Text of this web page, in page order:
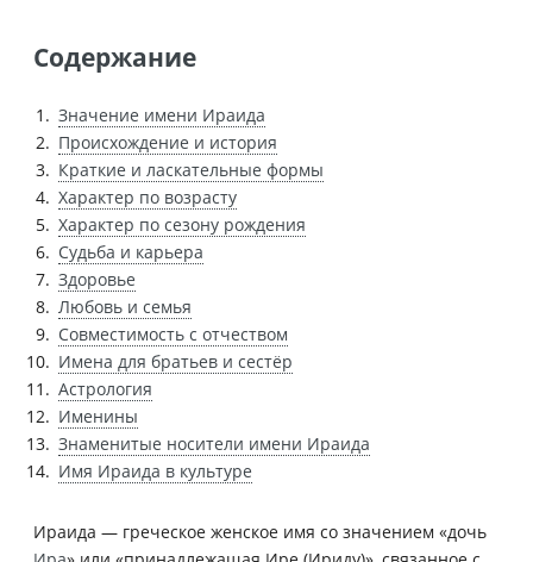
Содержание
Значение имени Ираида
Происхождение и история
Краткие и ласкательные формы
Характер по возрасту
Характер по сезону рождения
Судьба и карьера
Здоровье
Любовь и семья
Совместимость с отчеством
Имена для братьев и сестёр
Астрология
Именины
Знаменитые носители имени Ираида
Имя Ираида в культуре
Ираида — греческое женское имя со значением «дочь